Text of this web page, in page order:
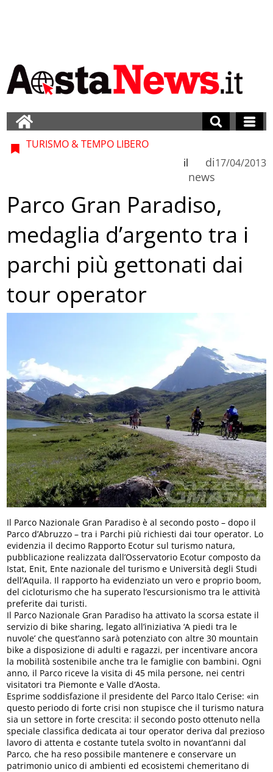
TURISMO & TEMPO LIBERO
di
news
il 17/04/2013
Parco Gran Paradiso,
medaglia d’argento tra i
parchi più gettonati dai
tour operator
Il Parco Nazionale Gran Paradiso è al secondo posto – dopo il
Parco d’Abruzzo – tra i Parchi più richiesti dai tour operator. Lo
evidenzia il decimo Rapporto Ecotur sul turismo natura,
pubblicazione realizzata dall’Osservatorio Ecotur composto da
Istat, Enit, Ente nazionale del turismo e Università degli Studi
dell’Aquila. Il rapporto ha evidenziato un vero e proprio boom,
del cicloturismo che ha superato l’escursionismo tra le attività
preferite dai turisti.
Il Parco Nazionale Gran Paradiso ha attivato la scorsa estate il
servizio di bike sharing, legato all’iniziativa ‘A piedi tra le
nuvole’ che quest’anno sarà potenziato con altre 30 mountain
bike a disposizione di adulti e ragazzi, per incentivare ancora
la mobilità sostenibile anche tra le famiglie con bambini. Ogni
anno, il Parco riceve la visita di 45 mila persone, nei centri
visitatori tra Piemonte e Valle d’Aosta.
Esprime soddisfazione il presidente del Parco Italo Cerise: «in
questo periodo di forte crisi non stupisce che il turismo natura
sia un settore in forte crescita: il secondo posto ottenuto nella
speciale classifica dedicata ai tour operator deriva dal prezioso
lavoro di attenta e costante tutela svolto in novant’anni dal
Parco, che ha reso possibile mantenere e conservare un
patrimonio unico di ambienti ed ecosistemi chemeritano di